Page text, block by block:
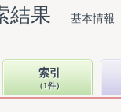
結果 基本情報
索引
（1件）